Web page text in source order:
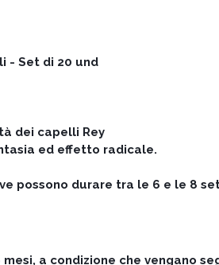
- Set di 20 und
dei capelli Rey
ed effetto radicale.
possono durare tra le 6 e le 8
a condizione che vengano